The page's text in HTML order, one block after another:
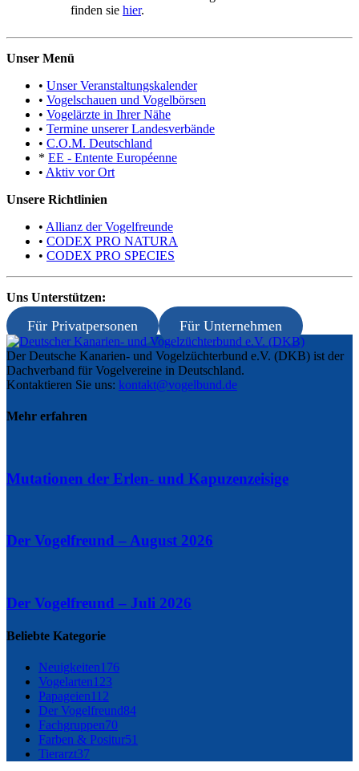
finden sie hier.
Unser Menü
• Unser Veranstaltungskalender
• Vogelschauen und Vogelbörsen
• Vogelärzte in Ihrer Nähe
• Termine unserer Landesverbände
• C.O.M. Deutschland
* EE - Entente Européenne
• Aktiv vor Ort
Unsere Richtlinien
• Allianz der Vogelfreunde
• CODEX PRO NATURA
• CODEX PRO SPECIES
Uns Unterstützen:
Für Privatpersonen Für Unternehmen
Der Deutsche Kanarien- und Vogelzüchterbund e.V. (DKB) ist der
Dachverband für Vogelvereine in Deutschland.
Kontaktieren Sie uns: kontakt@vogelbund.de
Mehr erfahren
Mutationen der Erlen- und Kapuzenzeisige
Der Vogelfreund – August 2026
Der Vogelfreund – Juli 2026
Beliebte Kategorie
Neuigkeiten176
Vogelarten123
Papageien112
Der Vogelfreund84
Fachgruppen70
Farben & Positur51
Tierarzt37